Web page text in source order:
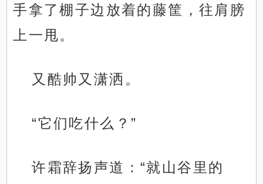
手拿了棚子边放着的藤筐，往肩膀
上一甩。
又酷帅又潇洒。
“它们吃什么？”
许霜辞扬声道：“就山谷里的